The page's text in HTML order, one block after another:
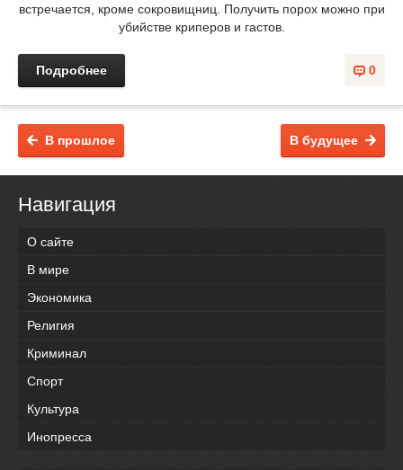
встречается, кроме сокровищниц. Получить порох можно при
убийстве криперов и гастов.
0
Подробнее
В будущее
В прошлое
Навигация
О сайте
В мире
Экономика
Религия
Криминал
Спорт
Культура
Инопресса